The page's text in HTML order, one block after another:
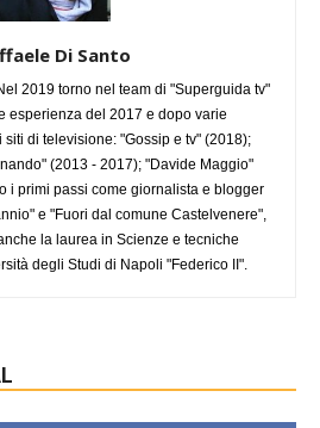
Di Santo
2019 torno nel team di "Superguida tv"
esperienza del 2017 e dopo varie
di televisione: "Gossip e tv" (2018);
(2013 - 2017); "Davide Maggio"
i primi passi come giornalista e blogger
e "Fuori dal comune Castelvenere",
la laurea in Scienze e tecniche
degli Studi di Napoli "Federico II".